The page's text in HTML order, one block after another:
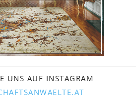
UNS AUF INSTAGRAM